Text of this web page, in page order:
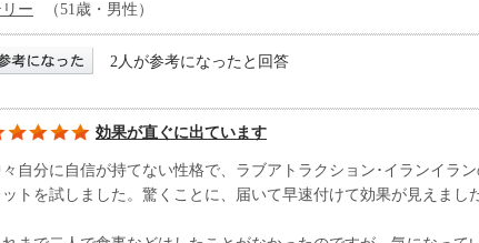
ー （51歳・男性）
2人が参考になったと回答
効果が直ぐに出ています
自分に自信が持てない性格で、ラブアトラクション･イランイラ
トを試しました。驚くことに、届いて早速付けて効果が見えまし